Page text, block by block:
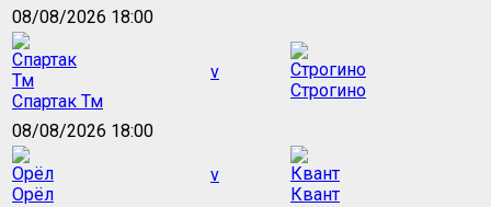
08/08/2026 18:00
Спартак Тм
v
Строгино
08/08/2026 18:00
Орёл
v
Квант